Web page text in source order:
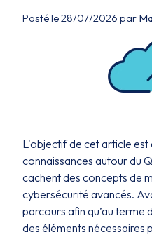
Posté le 28/07/2026 par
L'objectif de cet article est
connaissances autour du
cachent des concepts de
cybersécurité avancés.
parcours afin qu’au terme
des éléments nécessaires